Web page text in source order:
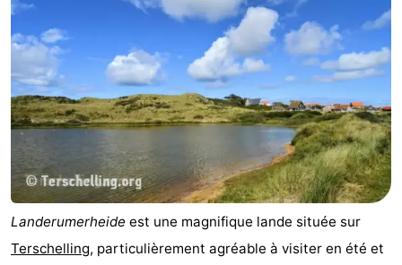
Landerumerheide est une magnifique lande située sur
Terschelling, particulièrement agréable à visiter en été et